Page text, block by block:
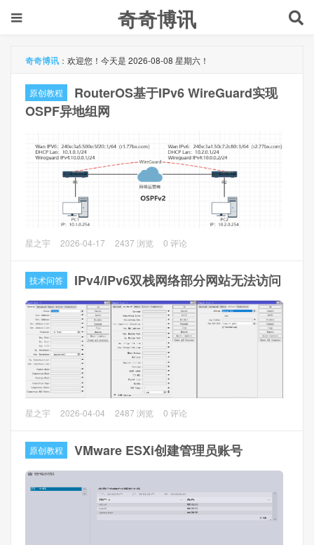
奇奇博讯
奇奇博讯 ： 欢迎您！今天是 2026-08-08 星期六！
原创教程
RouterOS基于IPv6 WireGuard实现
OSPF异地组网
本文主要是讲基于公网IPv6（公网IPv4被回收，内网IPv4）
1、环境介绍
1.1 RouterOS版本：7.20.8 long-term，R1和R2
1.2 宽带：pppoe拨号+SLACC获取IPv6
1.3 域名：r1.77bx.com（解析AAAA）和r2.77bx.com（解析
AAAA）
星之宇 2026-04-17 2437 浏览 0 评论
技术问答 IPv4/IPv6双栈网络部分网站无法访问
问题描述
（如百度、京东）或者访问很慢。
问题分析
因为IPv6优先，通过IPv6无法访问了相关网站无法打开，而
用IPv4有没问题。这个因为IPv6路径MTU黑洞导致，简单讲
星之宇 2026-04-04 2487 浏览 0 评论
原创教程 VMware ESXi创建管理员账号